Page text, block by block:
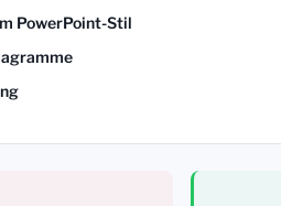
PowerPoint-Stil